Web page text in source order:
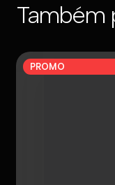
Também
PROMO